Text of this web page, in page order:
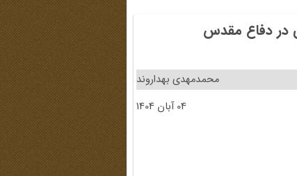
در دفاع مقدس
محمدمهدی بهداروند
04 آبان 1404